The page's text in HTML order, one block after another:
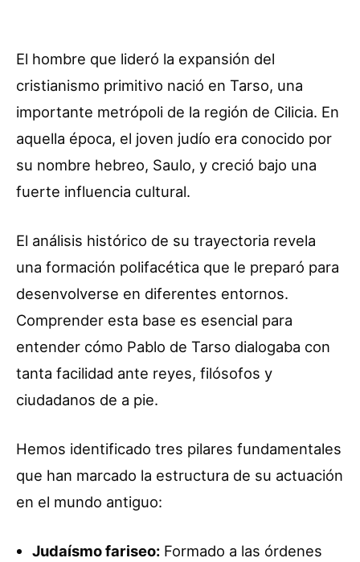
El hombre que lideró la expansión del
cristianismo primitivo nació en Tarso, una
importante metrópoli de la región de Cilicia. En
aquella época, el joven judío era conocido por
su nombre hebreo, Saulo, y creció bajo una
fuerte influencia cultural.
El análisis histórico de su trayectoria revela
una formación polifacética que le preparó para
desenvolverse en diferentes entornos.
Comprender esta base es esencial para
entender cómo Pablo de Tarso dialogaba con
tanta facilidad ante reyes, filósofos y
ciudadanos de a pie.
Hemos identificado tres pilares fundamentales
que han marcado la estructura de su actuación
en el mundo antiguo:
Judaísmo fariseo: Formado a las órdenes